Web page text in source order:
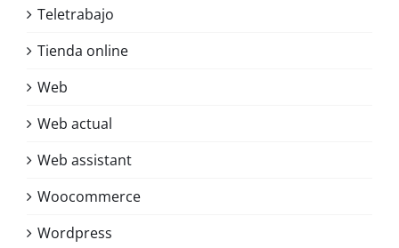
Teletrabajo
Tienda online
Web
Web actual
Web assistant
Woocommerce
Wordpress